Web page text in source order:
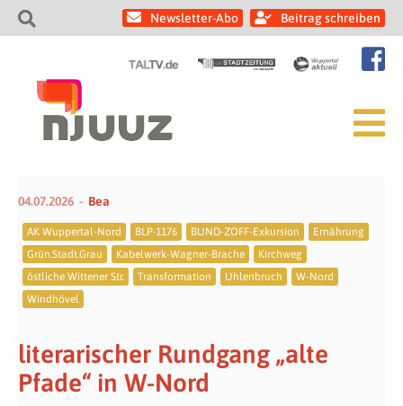
Newsletter-Abo Beitrag schreiben
04.07.2026 Bea
AK Wuppertal-Nord BLP-1176 BUND-ZOFF-Exkursion
Ernährung
Grün.Stadt.Grau
Kabelwerk-Wagner-Brache
Kirchweg
östliche Wittener Str.
Transformation Uhlenbruch
W-Nord
Windhövel
literarischer Rundgang „alte
Pfade“ in W-Nord